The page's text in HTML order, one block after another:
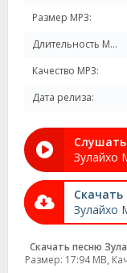
Размер MP3:
Длительность MP3:
Качество MP3:
Дата релиза:
Слушать
Зулайхо
Скачать
Зулайхо
Скачать песню
Размер: 17:94 MB,